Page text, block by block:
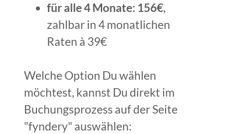
für alle 4 Monate: 156€,
zahlbar in 4 monatlichen
Raten à 39€
Welche Option Du wählen
möchtest, kannst Du direkt im
Buchungsprozess auf der Seite
"fyndery" auswählen: